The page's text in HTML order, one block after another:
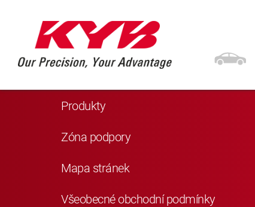
Navigace
Produkty
Zóna podpory
Mapa stránek
Všeobecné obchodní podmínky